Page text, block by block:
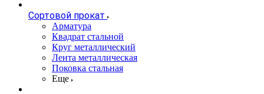
Сортовой прокат
Арматура
Квадрат стальной
Круг металлический
Лента металлическая
Поковка стальная
Еще